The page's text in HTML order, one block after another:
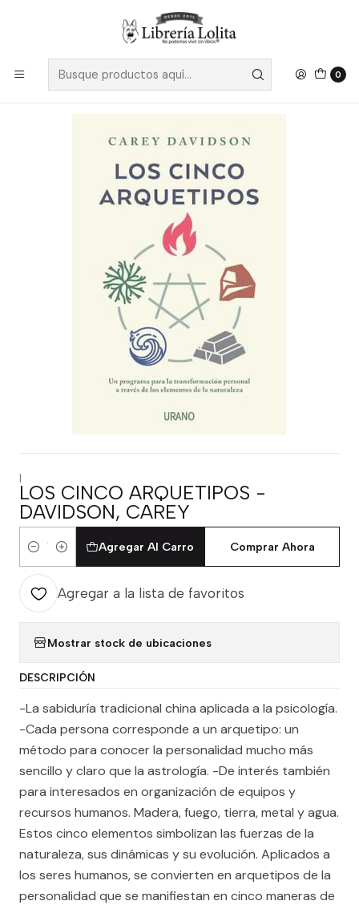
0
Despacho a todo Chile
|
LOS CINCO ARQUETIPOS -
DAVIDSON, CAREY
Cantidad
Agregar Al Carro Comprar Ahora
Agregar a la lista de favoritos
Mostrar stock de ubicaciones
DESCRIPCIÓN
-La sabiduría tradicional china aplicada a la psicología.
-Cada persona corresponde a un arquetipo: un
método para conocer la personalidad mucho más
sencillo y claro que la astrología. -De interés también
para interesados en organización de equipos y
recursos humanos. Madera, fuego, tierra, metal y agua.
Estos cinco elementos simbolizan las fuerzas de la
naturaleza, sus dinámicas y su evolución. Aplicados a
los seres humanos, se convierten en arquetipos de la
personalidad que se manifiestan en cinco maneras de